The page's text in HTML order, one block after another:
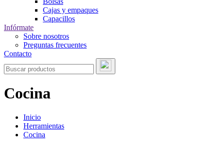
Cajas y empaques
Capacillos
Infórmate
Sobre nosotros
Preguntas frecuentes
Contacto
Cocina
Inicio
Herramientas
Cocina